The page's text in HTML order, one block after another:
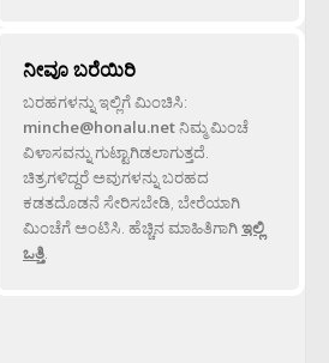
ನೀವೂ ಬರೆಯಿರಿ
ಬರಹಗಳನ್ನು ಇಲ್ಲಿಗೆ ಮಿಂಚಿಸಿ:
minche@honalu.netನಿಮ್ಮ ಮಿಂಚೆ
ವಿಳಾಸವನ್ನು ಗುಟ್ಟಾಗಿಡಲಾಗುತ್ತದೆ.
ಚಿತ್ರಗಳಿದ್ದರೆ ಅವುಗಳನ್ನು ಬರಹದ
ಕಡತದೊಡನೆ ಸೇರಿಸಬೇಡಿ, ಬೇರೆಯಾಗಿ
ಮಿಂಚೆಗೆ ಅಂಟಿಸಿ. ಹೆಚ್ಚಿನ ಮಾಹಿತಿಗಾಗಿಇಲ್ಲಿ
ಒತ್ತಿ.